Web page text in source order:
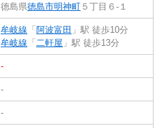
徳島県徳島市明神町 ５丁目６-１
牟岐線 「 阿波富田 」駅 徒歩10分
牟岐線 「 二軒屋 」駅 徒歩13分
-
-
-